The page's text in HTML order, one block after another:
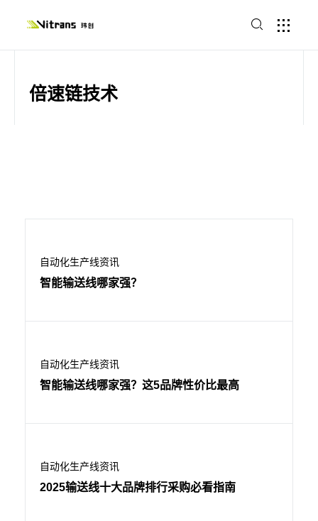
倍速链技术
自动化生产线资讯
智能输送线哪家强？
自动化生产线资讯
智能输送线哪家强？这5品牌性价比最高
自动化生产线资讯
2025输送线十大品牌排行采购必看指南